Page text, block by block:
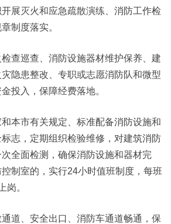
展灭火和应急疏散演练、消防工作检
制度落实。
巡查、消防设施器材维护保养、建
隐患整改、专职或志愿消防队和微型
投入，保障经费落地。
市有关规定、标准配备消防设施和
志，定期组织检验维修，对建筑消防
全面检测，确保消防设施和器材完
制室的，实行24小时值班制度，每班
岗。
、安全出口、消防车通道畅通，保